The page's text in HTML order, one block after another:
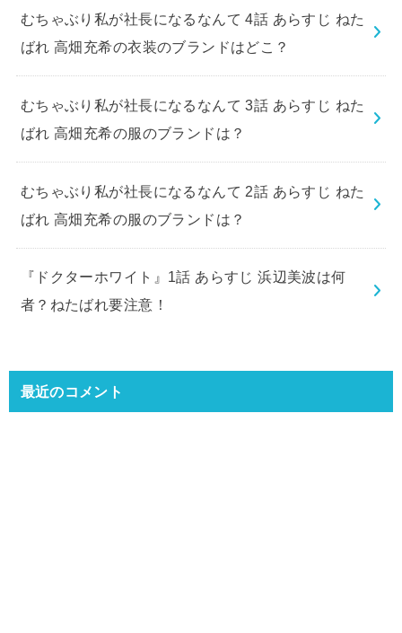
むちゃぶり私が社長になるなんて 4話 あらすじ ねた
ばれ 高畑充希の衣装のブランドはどこ？
むちゃぶり私が社長になるなんて 3話 あらすじ ねた
ばれ 高畑充希の服のブランドは？
むちゃぶり私が社長になるなんて 2話 あらすじ ねた
ばれ 高畑充希の服のブランドは？
『ドクターホワイト』1話 あらすじ 浜辺美波は何
者？ねたばれ要注意！
最近のコメント